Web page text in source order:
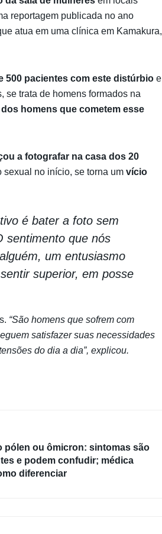
reportagem publicada no ano
atua em uma clínica em Kamakura,
500 pacientes com este distúrbio e
se trata de homens formados na
dos homens que cometem esse
a fotografar na casa dos 20
sexual no início, se torna um vício
é bater a foto sem
sentimento que nós
um entusiasmo
superior, em posse
“São homens que sofrem com
satisfazer suas necessidades
do dia a dia”, explicou.
pólen ou ômicron: sintomas são
e podem confudir; médica
diferenciar